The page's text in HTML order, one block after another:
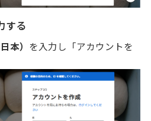
する
本） を入力し「アカウントを